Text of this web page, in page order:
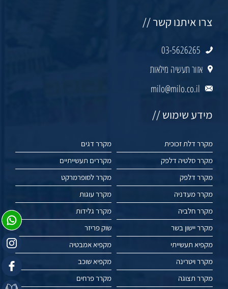
צרו איתנו קשר //
03-5626265
אזור תעשיה מילאות
milo@milo.co.il
מידע שימוש //
מקרר דלת זכוכית
מקרר דגים
מקרר סלטיה דלפק
מקררים תעשייתיים
מקרר דלפק
מקרר לסופרמרקט
מקרר מעדניה
מקרר עוגות
מקרר חלביה
מקרר גלידות
מקרר יישון בשר
שוק פריזר
מקפיא תעשייתי
מקפיא אמבטיה
מקרר ויטרינה
מקפיא שוכב
מקרר תצוגה
מקרר פרחים